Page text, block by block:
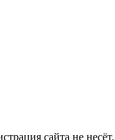
сайта не